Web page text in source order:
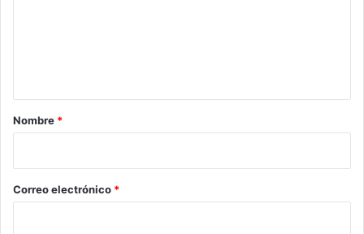
r
*
Nombre *
Correo electrónico *